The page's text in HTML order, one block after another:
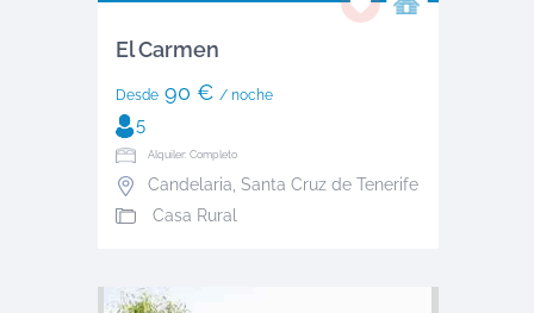
El Carmen
Desde90 € / noche
5
Alquiler: Completo
Candelaria, Santa Cruz de Tenerife
Casa Rural